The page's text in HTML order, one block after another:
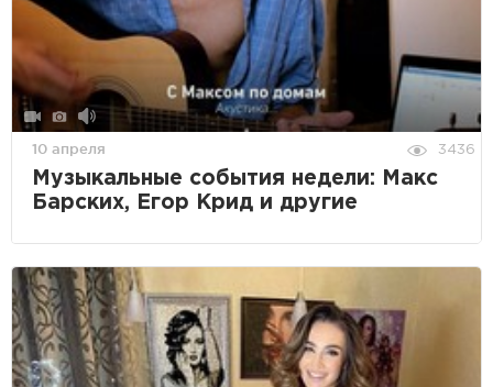
10 апреля 3436
Музыкальные события недели: Макс
Барских, Егор Крид и другие